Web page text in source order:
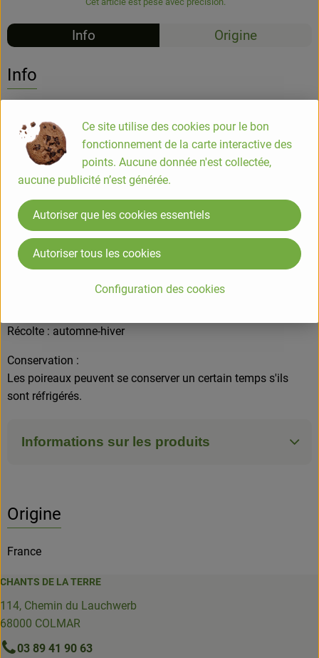
Info Origine
Info
Famille des Liliacées (plantes de lys) ;
Utilisation :
plus apprécié. Il fait partie de chaque paquet de soupe, il est
donc bien adapté pour les ragoûts et les soupes. Les
poireaux sont aussi délicieux cuits, braisés, gratinés ou crus
en salade.
Il contient des huiles essentielles, qui ont un effet inhibiteur
Récolte : automne-hiver
Conservation :
Les poireaux peuvent se conserver un certain temps s'ils
sont réfrigérés.
Informations sur les produits
Origine
France
CHANTS DE LA TERRE
114, Chemin du Lauchwerb
68000 COLMAR
03 89 41 90 63
Ce site utilise des cookies pour le bon
fonctionnement de la carte interactive des
points. Aucune donnée n'est collectée,
aucune publicité n’est générée.
Configuration des cookies
Autoriser que les cookies essentiels
Autoriser tous les cookies